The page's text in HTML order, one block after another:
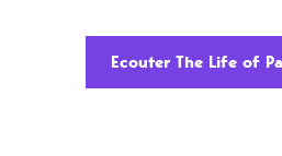
Ecouter The Life of